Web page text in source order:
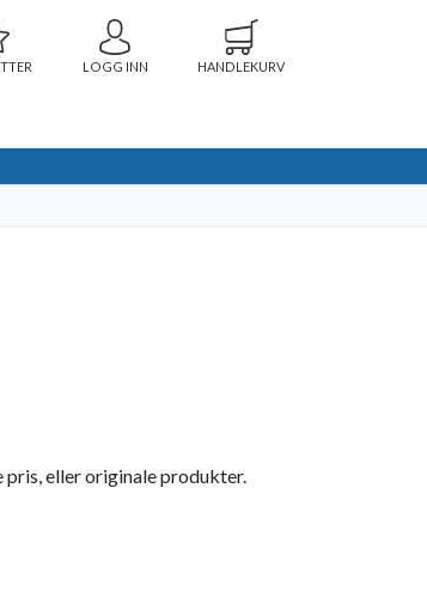
LOGG INN HANDLEKURV
pris, eller originale produkter.